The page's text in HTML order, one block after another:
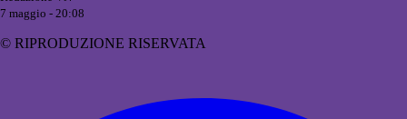
7 maggio - 20:08
© RIPRODUZIONE RISERVATA